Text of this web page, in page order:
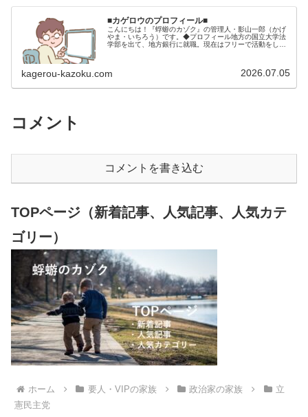
■カゲロウのプロフィール■
こんにちは！『蜉蝣のカゾク』の管理人・影山一郎（かげ
やま・いちろう）です。◆プロフィール地方の国立大学法
学部を出て、地方銀行に就職。現在はフリーで活動をして
kagerou-kazoku.com 2026.07.05
コメント
コメントを書き込む
TOPページ（新着記事、人気記事、人気カテ
ゴリー）
ホーム 要人・VIPの家族 政治家の家族
立
憲民主党